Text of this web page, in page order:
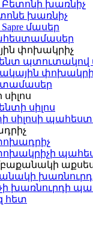
Բետոնի խառնիչ
խառնիչ
Sapre մասեր
փոխակրիչ
սիլոս
սիլոս
սիլոսի
խառնուրդի
հետ